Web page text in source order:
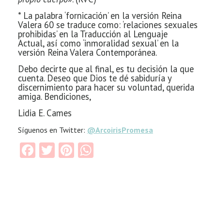
* La palabra ‘fornicación’ en la versión Reina
Valera 60 se traduce como: ‘relaciones sexuales
prohibidas’ en la Traducción al Lenguaje
Actual, así como ‘inmoralidad sexual’ en la
versión Reina Valera Contemporánea.
Debo decirte que al final, es tu decisión la que
cuenta. Deseo que Dios te dé sabiduría y
discernimiento para hacer su voluntad, querida
amiga. Bendiciones,
Lidia E. Cames
Síguenos en Twitter: @ArcoirisPromesa
Facebook
TwitterPinterest
WhatsApp